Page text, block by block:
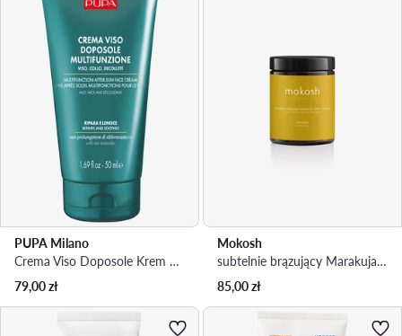
PUPA Milano
Crema Viso Doposole Krem po opalaniu
79,00zł
Mokosh
subtelnie brązujący Marakuja Balsam
85,00zł